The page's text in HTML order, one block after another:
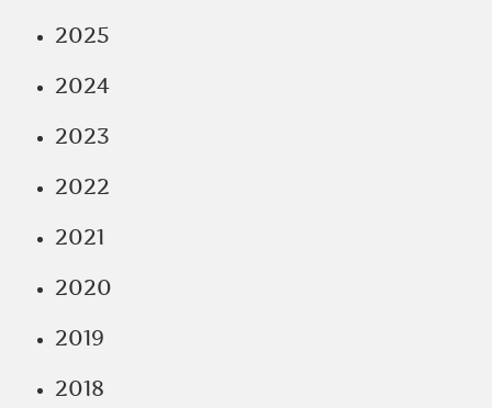
2025
2024
2023
2022
2021
2020
2019
2018